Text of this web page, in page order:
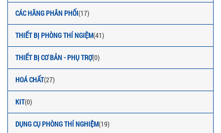
CÁC HÃNG PHÂN PHỐI(17)
THIẾT BỊ PHÒNG THÍ NGIỆM(41)
THIẾT BỊ CƠ BẢN - PHỤ TRỢ(0)
HOÁ CHẤT(27)
KIT(0)
DỤNG CỤ PHÒNG THÍ NGHIỆM(19)